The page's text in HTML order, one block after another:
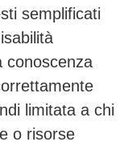
semplificati
conoscenza
limitata a chi
o risorse